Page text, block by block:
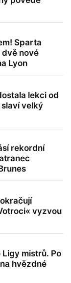
Sparta
nové
Lyon
lekci od
velký
rekordní
vyzvou
mistrů. Po
hvězdné